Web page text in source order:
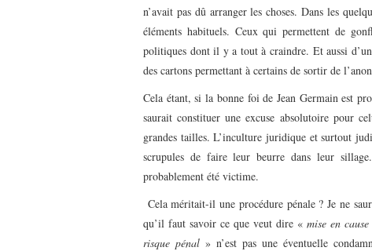
n’avait pas dû arranger les choses. Dans les
éléments habituels. Ceux qui permettent de
politiques dont il y a tout à craindre. Et aussi
des cartons permettant à certains de sortir de
Cela étant, si la bonne foi de Jean Germain est
saurait constituer une excuse absolutoire pour
grandes tailles. L’inculture juridique et surtout
scrupules de faire leur beurre dans leur
probablement été victime.
Cela méritait-il une procédure pénale ? Je ne
qu’il faut savoir ce que veut dire « mise en cause
risque pénal » n’est pas une éventuelle